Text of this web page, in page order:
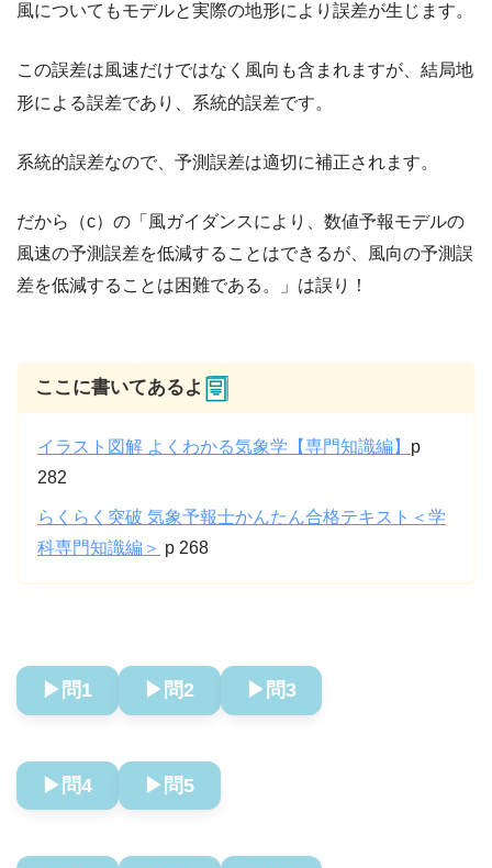
風についてもモデルと実際の地形により誤差が生じます。
この誤差は風速だけではなく風向も含まれますが、結局地
形による誤差であり、系統的誤差です。
系統的誤差なので、予測誤差は適切に補正されます。
だから（c）の「風ガイダンスにより、数値予報モデルの
風速の予測誤差を低減することはできるが、風向の予測誤
差を低減することは困難である。」は誤り！
ここに書いてあるよ
イラスト図解 よくわかる気象学【専門知識編】 p
282
らくらく突破 気象予報士かんたん合格テキスト＜学
科専門知識編＞ p 268
▶︎問1 ▶︎問2 ▶︎問3
▶︎問4 ▶︎問5